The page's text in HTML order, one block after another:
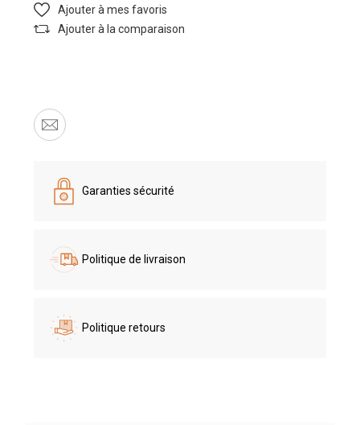
Ajouter à mes favoris
Ajouter à la comparaison
Garanties sécurité
Politique de livraison
Politique retours